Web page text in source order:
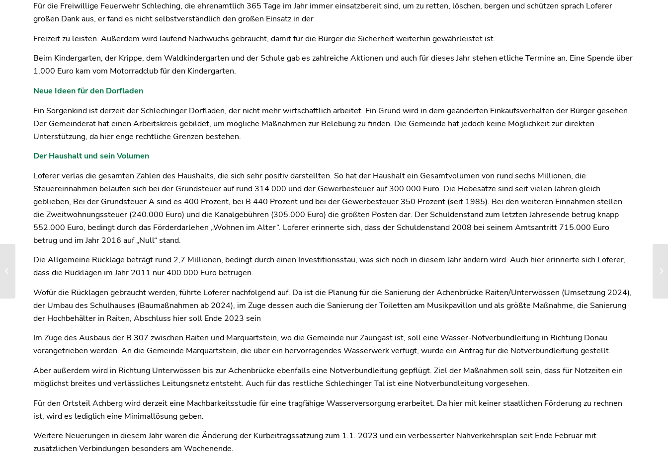
Für die Freiwillige Feuerwehr Schleching, die ehrenamtlich 365 Tage im Jahr immer einsatzbereit sind, um zu retten, löschen, bergen und schützen sprach Loferer
großen Dank aus, er fand es nicht selbstverständlich den großen Einsatz in der
Freizeit zu leisten. Außerdem wird laufend Nachwuchs gebraucht, damit für die Bürger die Sicherheit weiterhin gewährleistet ist.
Beim Kindergarten, der Krippe, dem Waldkindergarten und der Schule gab es zahlreiche Aktionen und auch für dieses Jahr stehen etliche Termine an. Eine Spende über
1.000 Euro kam vom Motorradclub für den Kindergarten.
Neue Ideen für den Dorfladen
Ein Sorgenkind ist derzeit der Schlechinger Dorfladen, der nicht mehr wirtschaftlich arbeitet. Ein Grund wird in dem geänderten Einkaufsverhalten der Bürger gesehen.
Der Gemeinderat hat einen Arbeitskreis gebildet, um mögliche Maßnahmen zur Belebung zu finden. Die Gemeinde hat jedoch keine Möglichkeit zur direkten
Unterstützung, da hier enge rechtliche Grenzen bestehen.
Der Haushalt und sein Volumen
Loferer verlas die gesamten Zahlen des Haushalts, die sich sehr positiv darstellten. So hat der Haushalt ein Gesamtvolumen von rund sechs Millionen, die
Steuereinnahmen belaufen sich bei der Grundsteuer auf rund 314.000 und der Gewerbesteuer auf 300.000 Euro. Die Hebesätze sind seit vielen Jahren gleich
geblieben, Bei der Grundsteuer A sind es 400 Prozent, bei B 440 Prozent und bei der Gewerbesteuer 350 Prozent (seit 1985). Bei den weiteren Einnahmen stellen
die Zweitwohnungssteuer (240.000 Euro) und die Kanalgebühren (305.000 Euro) die größten Posten dar. Der Schuldenstand zum letzten Jahresende betrug knapp
552.000 Euro, bedingt durch das Förderdarlehen „Wohnen im Alter“. Loferer erinnerte sich, dass der Schuldenstand 2008 bei seinem Amtsantritt 715.000 Euro
betrug und im Jahr 2016 auf „Null“ stand.
Die Allgemeine Rücklage beträgt rund 2,7 Millionen, bedingt durch einen Investitionsstau, was sich noch in diesem Jahr ändern wird. Auch hier erinnerte sich Loferer,
dass die Rücklagen im Jahr 2011 nur 400.000 Euro betrugen.
Wofür die Rücklagen gebraucht werden, führte Loferer nachfolgend auf. Da ist die Planung für die Sanierung der Achenbrücke Raiten/Unterwössen (Umsetzung 2024),
der Umbau des Schulhauses (Baumaßnahmen ab 2024), im Zuge dessen auch die Sanierung der Toiletten am Musikpavillon und als größte Maßnahme, die Sanierung
der Hochbehälter in Raiten, Abschluss hier soll Ende 2023 sein
Im Zuge des Ausbaus der B 307 zwischen Raiten und Marquartstein, wo die Gemeinde nur Zaungast ist, soll eine Wasser-Notverbundleitung in Richtung Donau
vorangetrieben werden. An die Gemeinde Marquartstein, die über ein hervorragendes Wasserwerk verfügt, wurde ein Antrag für die Notverbundleitung gestellt.
Aber außerdem wird in Richtung Unterwössen bis zur Achenbrücke ebenfalls eine Notverbundleitung gepflügt. Ziel der Maßnahmen soll sein, dass für Notzeiten ein
möglichst breites und verlässliches Leitungsnetz entsteht. Auch für das restliche Schlechinger Tal ist eine Notverbundleitung vorgesehen.
Für den Ortsteil Achberg wird derzeit eine Machbarkeitsstudie für eine tragfähige Wasserversorgung erarbeitet. Da hier mit keiner staatlichen Förderung zu rechnen
ist, wird es lediglich eine Minimallösung geben.
Weitere Neuerungen in diesem Jahr waren die Änderung der Kurbeitragssatzung zum 1.1. 2023 und ein verbesserter Nahverkehrsplan seit Ende Februar mit
zusätzlichen Verbindungen besonders am Wochenende.
Neue Taktung bei der
Buslinie 9509